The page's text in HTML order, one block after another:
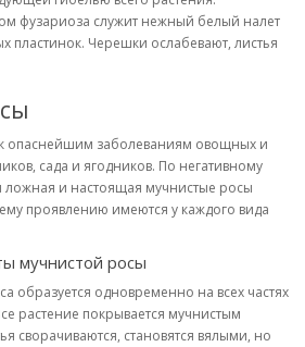
фузариоза служит нежный белый налет
пластинок. Черешки ослабевают, листья
опаснейшим заболеваниям овощных и
сада и ягодников. По негативному
ложная и настоящая мучнистые росы
проявлению имеются у каждого вида
мучнистой росы
образуется одновременно на всех частях
растение покрывается мучнистым
сворачиваются, становятся вялыми, но